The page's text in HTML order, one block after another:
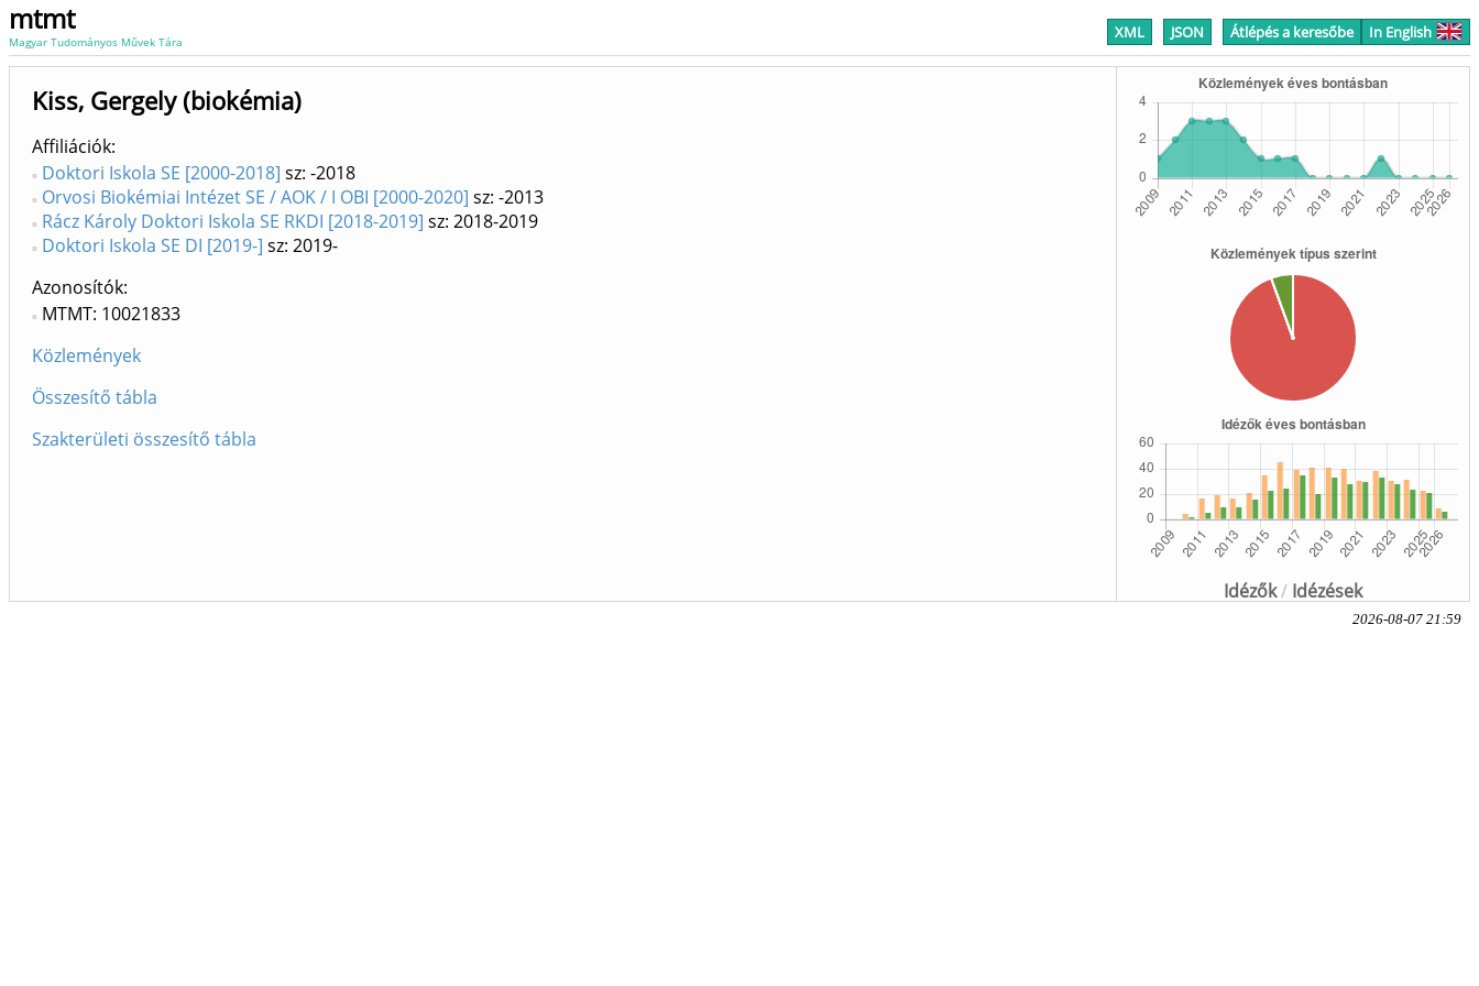
mtmt
Magyar Tudományos Művek Tára XML JSON Átlépés a keresőbe In English
Idézők/ Idézések
Kiss, Gergely (biokémia)
Affiliációk
Doktori Iskola SE [2000-2018] sz: -2018
Orvosi Biokémiai Intézet SE / AOK / I OBI [2000-2020] sz: -2013
Rácz Károly Doktori Iskola SE RKDI [2018-2019] sz: 2018-2019
Doktori Iskola SE DI [2019-] sz: 2019-
Azonosítók
MTMT: 10021833
Közlemények
Összesítő tábla
Szakterületi összesítő tábla
2026-08-07 21:59